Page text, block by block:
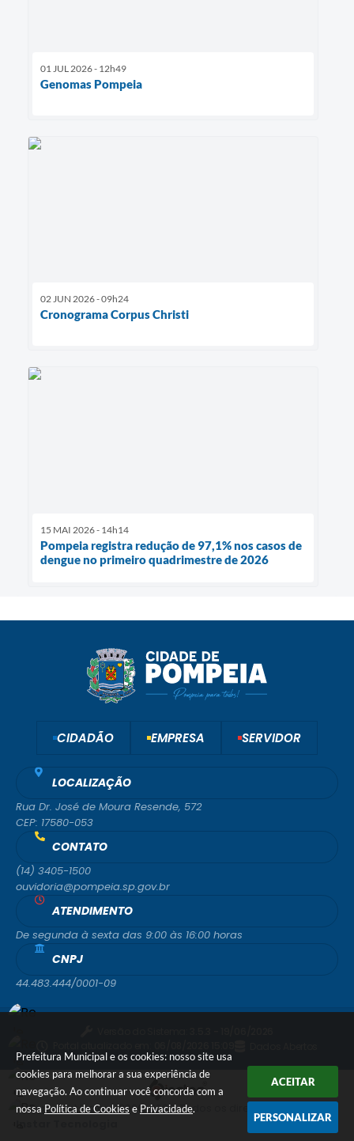
Prefeitura Municipal e os cookies: nosso site usa
cookies para melhorar a sua experiência de
navegação. Ao continuar você concorda com a
nossa Política de Cookies e Privacidade.
ACEITAR
PERSONALIZAR
01 JUL 2026 - 12h49
Genomas Pompeia
02 JUN 2026 - 09h24
Cronograma Corpus Christi
15 MAI 2026 - 14h14
Pompeia registra redução de 97,1% nos casos de
dengue no primeiro quadrimestre de 2026
CIDADÃO EMPRESA SERVIDOR
LOCALIZAÇÃO
Rua Dr. José de Moura Resende, 572
CEP: 17580-053
CONTATO
(14) 3405-1500
ouvidoria@pompeia.sp.gov.br
ATENDIMENTO
De segunda à sexta das 9:00 às 16:00 horas
CNPJ
44.483.444/0001-09
© Copyright Instar - 2006-2026. Todos os direitos reservados -